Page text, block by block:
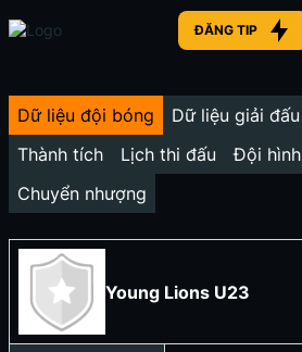
ĐĂNG TIP
Dữ liệu đội bóng Dữ liệu giải đấu
Thành tích
Lịch thi đấu Đội hình
Chuyển nhượng
Young Lions U23